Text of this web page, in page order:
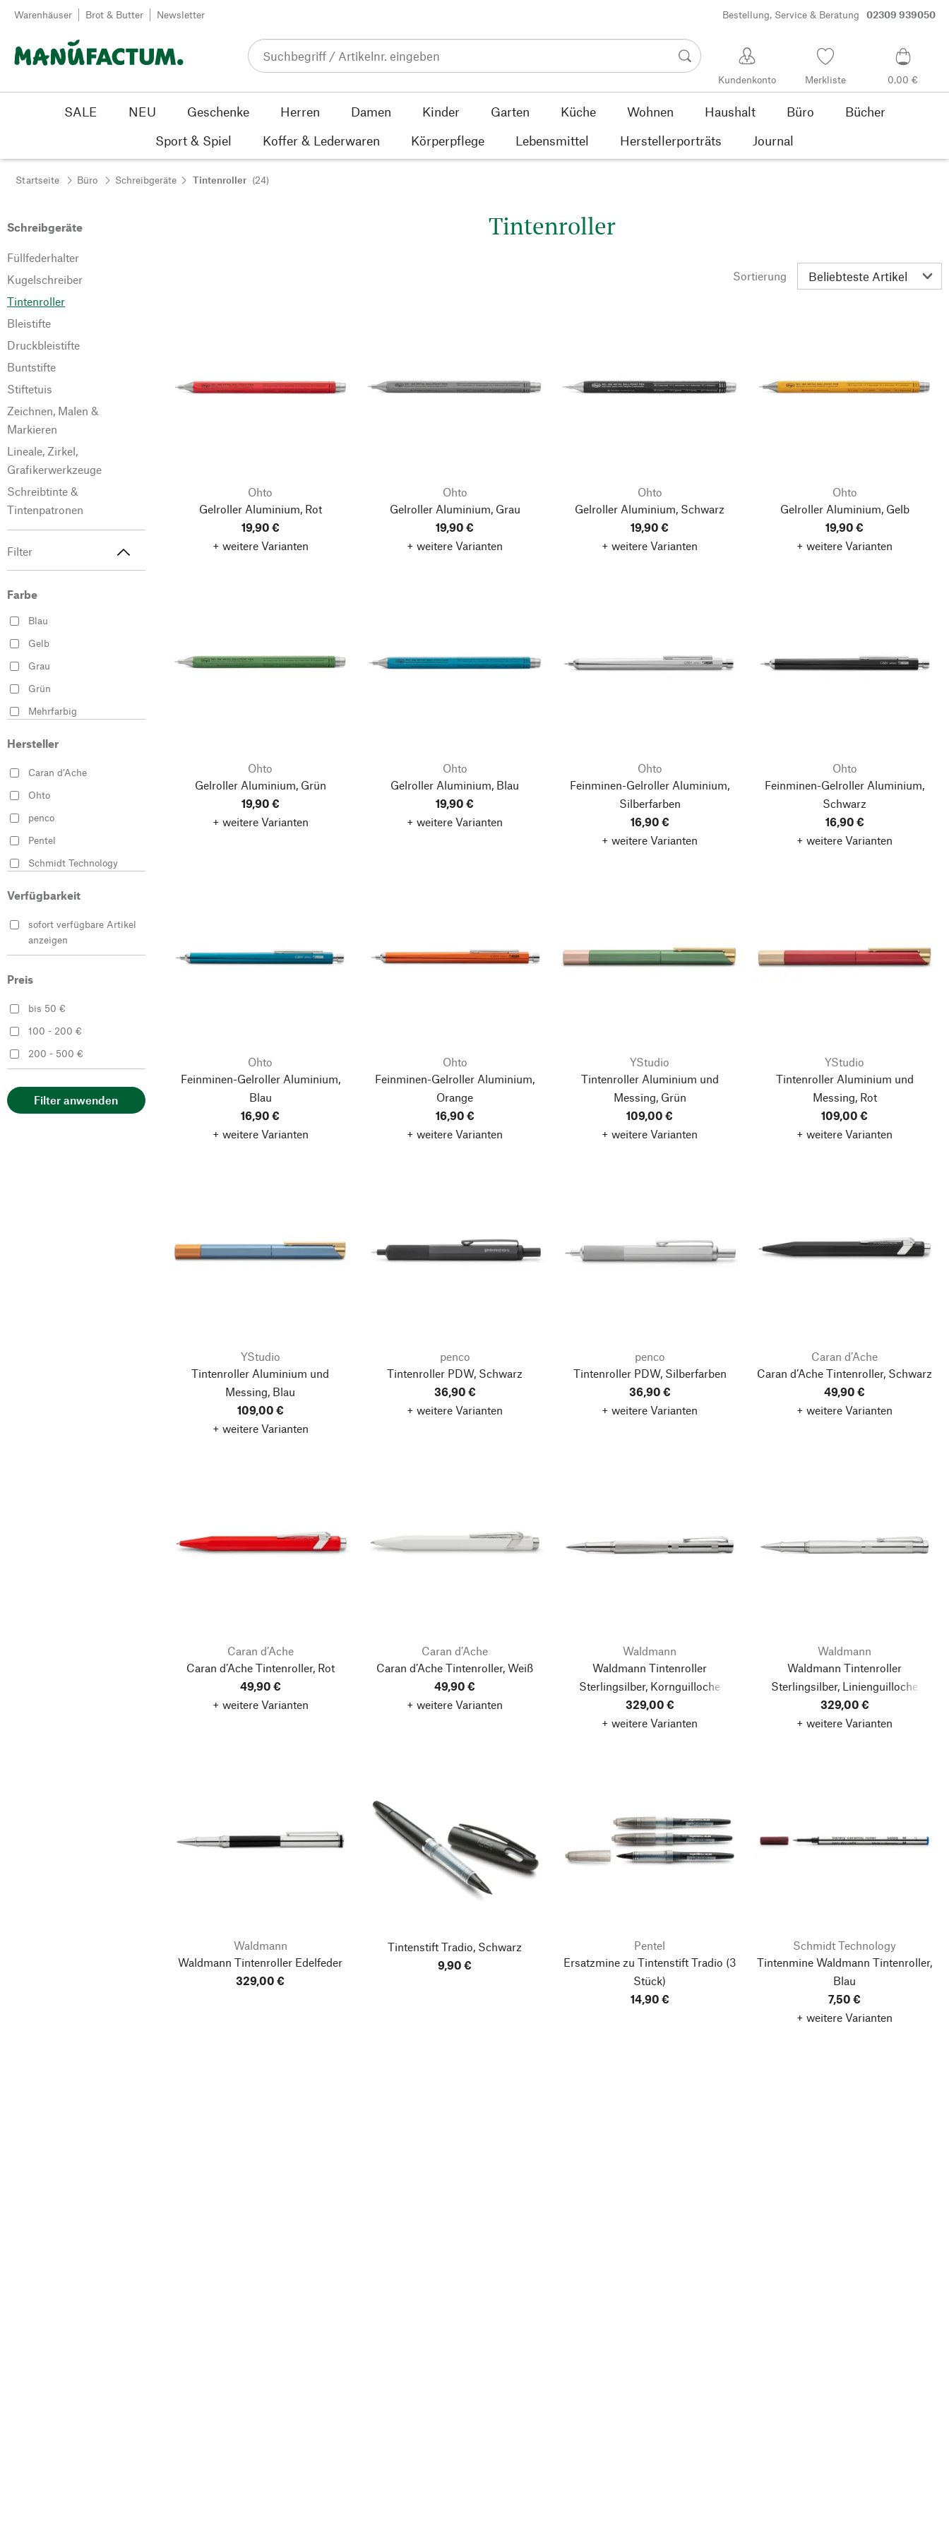
Zum Inhalt springen
Warenhäuser Brot & Butter Newsletter Bestellung, Service & Beratung 02309 939050
Kundenkonto Merkliste 0,00 €
SALE NEU Geschenke Herren Damen Kinder Garten Küche Wohnen Haushalt Büro
Bücher
Sport & Spiel
Koffer & Lederwaren Körperpflege Lebensmittel Herstellerporträts Journal
Startseite Büro Schreibgeräte Tintenroller (24)
Schreibgeräte
Füllfederhalter
Kugelschreiber
Tintenroller
Bleistifte
Druckbleistifte
Buntstifte
Stiftetuis
Zeichnen, Malen &
Markieren
Lineale, Zirkel,
Grafikerwerkzeuge
Schreibtinte &
Tintenpatronen
Filter
Farbe
Blau
Gelb
Grau
Grün
Mehrfarbig
Schwarz
Silber
Weiß
Hersteller
Caran d’Ache
Ohto
penco
Pentel
Schmidt Technology
Verfügbarkeit
sofort verfügbare Artikel
anzeigen
Preis
bis 50 €
100 - 200 €
200 - 500 €
Filter anwenden
Tintenroller
Sortierung
Ohto
Gelroller Aluminium, Rot
19,90 €
+ weitere Varianten
Ohto
Gelroller Aluminium, Grau
19,90 €
+ weitere Varianten
Ohto
Gelroller Aluminium, Schwarz
19,90 €
+ weitere Varianten
Ohto
Gelroller Aluminium, Gelb
19,90 €
+ weitere Varianten
Ohto
Gelroller Aluminium, Grün
19,90 €
+ weitere Varianten
Ohto
Gelroller Aluminium, Blau
19,90 €
+ weitere Varianten
Ohto
Feinminen-Gelroller Aluminium,
Silberfarben
16,90 €
+ weitere Varianten
Ohto
Feinminen-Gelroller Aluminium,
Schwarz
16,90 €
+ weitere Varianten
Ohto
Feinminen-Gelroller Aluminium,
Blau
16,90 €
+ weitere Varianten
Ohto
Feinminen-Gelroller Aluminium,
Orange
16,90 €
+ weitere Varianten
YStudio
Tintenroller Aluminium und
Messing, Grün
109,00 €
+ weitere Varianten
YStudio
Tintenroller Aluminium und
Messing, Rot
109,00 €
+ weitere Varianten
YStudio
Tintenroller Aluminium und
Messing, Blau
109,00 €
+ weitere Varianten
penco
Tintenroller PDW, Schwarz
36,90 €
+ weitere Varianten
penco
Tintenroller PDW, Silberfarben
36,90 €
+ weitere Varianten
Caran d’Ache
Caran d’Ache Tintenroller, Schwarz
49,90 €
+ weitere Varianten
Caran d’Ache
Caran d’Ache Tintenroller, Rot
49,90 €
+ weitere Varianten
Caran d’Ache
Caran d’Ache Tintenroller, Weiß
49,90 €
+ weitere Varianten
Waldmann
Waldmann Tintenroller
Sterlingsilber, Kornguilloche
329,00 €
+ weitere Varianten
Waldmann
Waldmann Tintenroller
Sterlingsilber, Linienguilloche
329,00 €
+ weitere Varianten
Waldmann
Waldmann Tintenroller Edelfeder
329,00 €
Tintenstift Tradio, Schwarz
9,90 €
Pentel
Ersatzmine zu Tintenstift Tradio (3
Stück)
14,90 €
Schmidt Technology
Tintenmine Waldmann Tintenroller,
Blau
7,50 €
+ weitere Varianten